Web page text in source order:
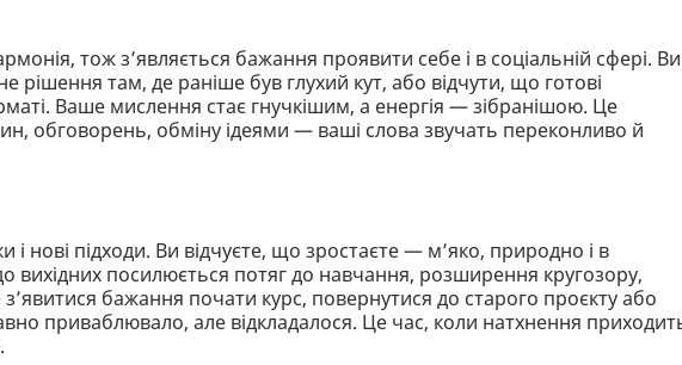
тож з’являється бажання проявити себе і в соціальній сфері. Ви
рішення там, де раніше був глухий кут, або відчути, що готові
Ваше мислення стає гнучкішим, а енергія — зібранішою. Це
обговорень, обміну ідеями — ваші слова звучать переконливо й
і нові підходи. Ви відчуєте, що зростаєте — м’яко, природно і в
вихідних посилюється потяг до навчання, розширення кругозору,
бажання почати курс, повернутися до старого проєкту або
приваблювало, але відкладалося. Це час, коли натхнення